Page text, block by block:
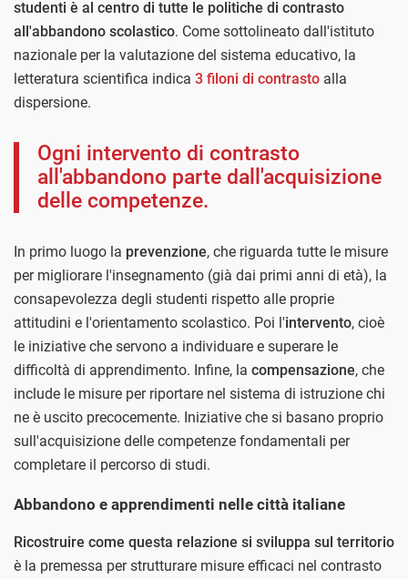
studenti è al centro di tutte le politiche di contrasto
all'abbandono scolastico. Come sottolineato dall'istituto
nazionale per la valutazione del sistema educativo, la
letteratura scientifica indica 3 filoni di contrasto alla
dispersione.
Ogni intervento di contrasto
all'abbandono parte dall'acquisizione
delle competenze.
In primo luogo la prevenzione, che riguarda tutte le misure
per migliorare l'insegnamento (già dai primi anni di età), la
consapevolezza degli studenti rispetto alle proprie
attitudini e l'orientamento scolastico. Poi l'intervento, cioè
le iniziative che servono a individuare e superare le
difficoltà di apprendimento. Infine, la compensazione, che
include le misure per riportare nel sistema di istruzione chi
ne è uscito precocemente. Iniziative che si basano proprio
sull'acquisizione delle competenze fondamentali per
completare il percorso di studi.
Abbandono e apprendimenti nelle città italiane
Ricostruire come questa relazione si sviluppa sul territorio
è la premessa per strutturare misure efficaci nel contrasto